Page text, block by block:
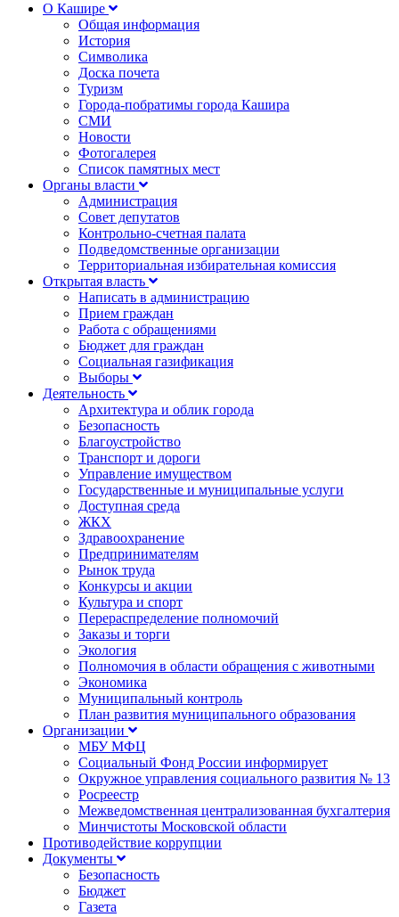
О Кашире
Общая информация
История
Символика
Доска почета
Туризм
Города-побратимы города Кашира
СМИ
Новости
Фотогалерея
Список памятных мест
Органы власти
Администрация
Совет депутатов
Контрольно-счетная палата
Подведомственные организации
Территориальная избирательная комиссия
Открытая власть
Написать в администрацию
Прием граждан
Работа с обращениями
Бюджет для граждан
Социальная газификация
Выборы
Деятельность
Архитектура и облик города
Безопасность
Благоустройство
Транспорт и дороги
Управление имуществом
Государственные и муниципальные услуги
Доступная среда
ЖКХ
Здравоохранение
Предпринимателям
Рынок труда
Конкурсы и акции
Культура и спорт
Перераспределение полномочий
Заказы и торги
Экология
Полномочия в области обращения с животными
Экономика
Муниципальный контроль
План развития муниципального образования
Организации
МБУ МФЦ
Социальный Фонд России информирует
Окружное управления социального развития № 13
Росреестр
Межведомственная централизованная бухгалтерия
Минчистоты Московской области
Противодействие коррупции
Документы
Безопасность
Бюджет
Газета